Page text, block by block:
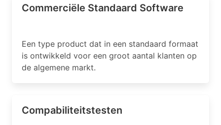
Commerciële Standaard Software
Een type product dat in een standaard formaat
is ontwikkeld voor een groot aantal klanten op
de algemene markt.
Compabiliteitstesten